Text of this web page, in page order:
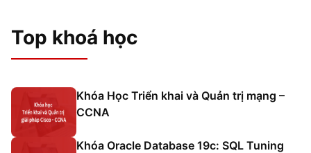
Top khoá học
Khóa Học Triển khai và Quản trị mạng –
CCNA
Khóa Oracle Database 19c: SQL Tuning